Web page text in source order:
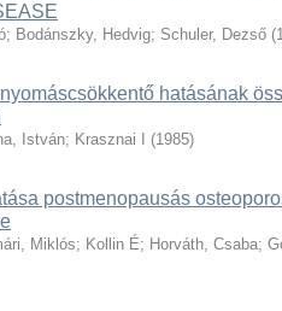
; Bodánszky, Hedvig; Schuler, Dezső (
hatásának
István; Krasznai I (1985)
postmenopausás
Miklós; Kollin É; Horváth, Csaba;